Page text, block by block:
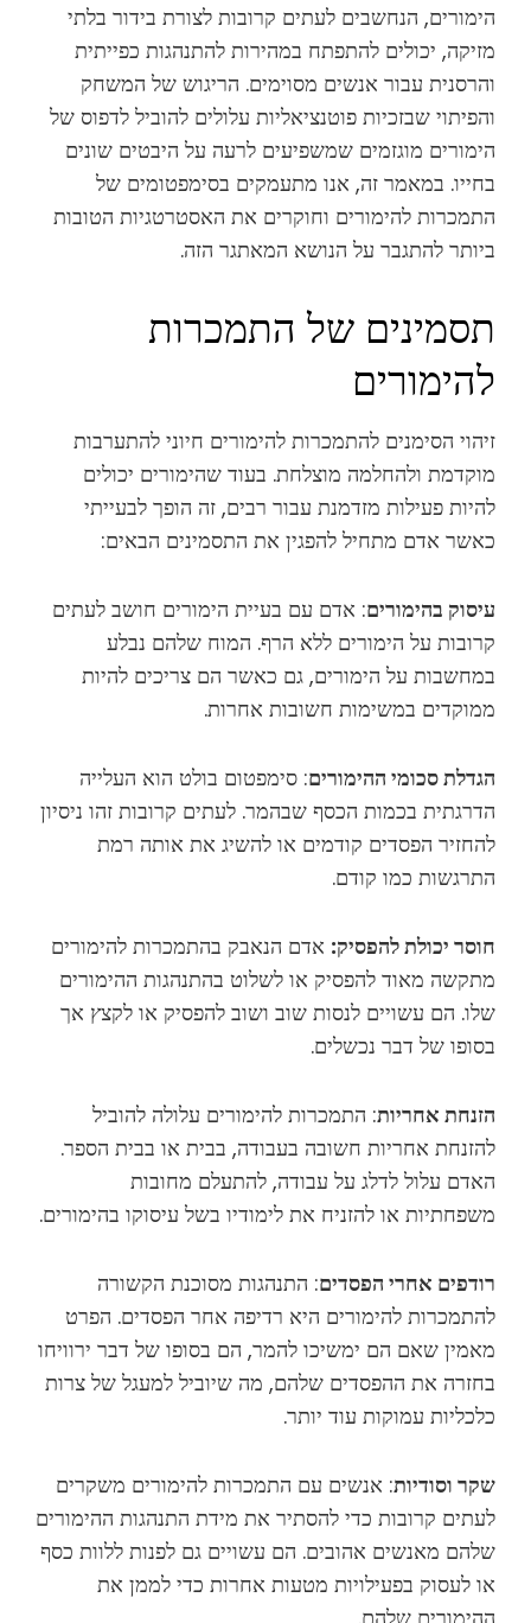
הימורים, הנחשבים לעתים קרובות לצורת בידור בלתי
מזיקה, יכולים להתפתח במהירות להתנהגות כפייתית
והרסנית עבור אנשים מסוימים. הריגוש של המשחק
והפיתוי שבזכיות פוטנציאליות עלולים להוביל לדפוס של
הימורים מוגזמים שמשפיעים לרעה על היבטים שונים
בחייו. במאמר זה, אנו מתעמקים בסימפטומים של
התמכרות להימורים וחוקרים את האסטרטגיות הטובות
ביותר להתגבר על הנושא המאתגר הזה.
תסמינים של התמכרות
להימורים
זיהוי הסימנים להתמכרות להימורים חיוני להתערבות
מוקדמת ולהחלמה מוצלחת. בעוד שהימורים יכולים
להיות פעילות מזדמנת עבור רבים, זה הופך לבעייתי
כאשר אדם מתחיל להפגין את התסמינים הבאים:
עיסוק בהימורים: אדם עם בעיית הימורים חושב לעתים
קרובות על הימורים ללא הרף. המוח שלהם נבלע
במחשבות על הימורים, גם כאשר הם צריכים להיות
ממוקדים במשימות חשובות אחרות.
הגדלת סכומי ההימורים: סימפטום בולט הוא העלייה
הדרגתית בכמות הכסף שבהמר. לעתים קרובות זהו ניסיון
להחזיר הפסדים קודמים או להשיג את אותה רמת
התרגשות כמו קודם.
חוסר יכולת להפסיק: אדם הנאבק בהתמכרות להימורים
מתקשה מאוד להפסיק או לשלוט בהתנהגות ההימורים
שלו. הם עשויים לנסות שוב ושוב להפסיק או לקצץ אך
בסופו של דבר נכשלים.
הזנחת אחריות: התמכרות להימורים עלולה להוביל
להזנחת אחריות חשובה בעבודה, בבית או בבית הספר.
האדם עלול לדלג על עבודה, להתעלם מחובות
משפחתיות או להזניח את לימודיו בשל עיסוקו בהימורים.
רודפים אחרי הפסדים: התנהגות מסוכנת הקשורה
להתמכרות להימורים היא רדיפה אחר הפסדים. הפרט
מאמין שאם הם ימשיכו להמר, הם בסופו של דבר ירוויחו
בחזרה את ההפסדים שלהם, מה שיוביל למעגל של צרות
כלכליות עמוקות עוד יותר.
שקר וסודיות: אנשים עם התמכרות להימורים משקרים
לעתים קרובות כדי להסתיר את מידת התנהגות ההימורים
שלהם מאנשים אהובים. הם עשויים גם לפנות ללוות כסף
או לעסוק בפעילויות מטעות אחרות כדי לממן את
ההימורים שלהם.